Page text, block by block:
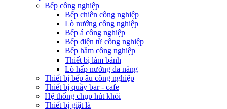
Bếp công nghiệp
Bếp chiên công nghiệp
Lò nướng công nghiệp
Bếp á công nghiệp
Bếp điện từ công nghiệp
Bếp hầm công nghiệp
Thiết bị làm bánh
Lò hấp nướng đa năng
Thiết bị bếp âu công nghiệp
Thiết bị quầy bar - cafe
Hệ thống chụp hút khói
Thiết bị giặt là